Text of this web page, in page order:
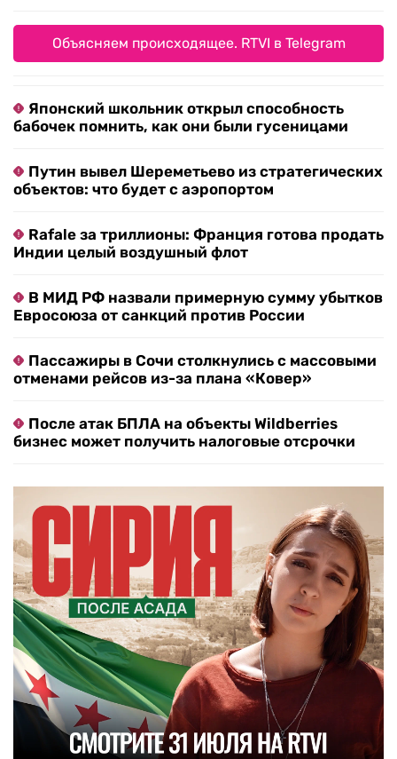
Объясняем происходящее. RTVI в Telegram
Японский школьник открыл способность
бабочек помнить, как они были гусеницами
Путин вывел Шереметьево из стратегических
объектов: что будет с аэропортом
Rafale за триллионы: Франция готова продать
Индии целый воздушный флот
В МИД РФ назвали примерную сумму убытков
Евросоюза от санкций против России
Пассажиры в Сочи столкнулись с массовыми
отменами рейсов из-за плана «Ковер»
После атак БПЛА на объекты Wildberries
бизнес может получить налоговые отсрочки